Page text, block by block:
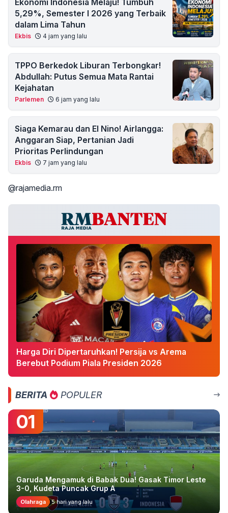
Ekonomi Indonesia Melaju! Tumbuh
5,29%, Semester I 2026 yang Terbaik
dalam Lima Tahun
Ekbis 4 jam yang lalu
TPPO Berkedok Liburan Terbongkar!
Abdullah: Putus Semua Mata Rantai
Kejahatan
Parlemen 6 jam yang lalu
Siaga Kemarau dan El Nino! Airlangga:
Anggaran Siap, Pertanian Jadi
Prioritas Perlindungan
Ekbis 7 jam yang lalu
@rajamedia.rm
Harga Diri Dipertaruhkan! Persija vs Arema
Berebut Podium Piala Presiden 2026
BERITA POPULER
01
Garuda Mengamuk di Babak Dua! Gasak Timor Leste
3-0, Kudeta Puncak Grup A
Olahraga 5 hari yang lalu